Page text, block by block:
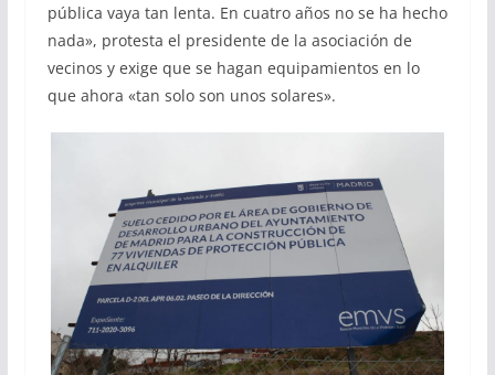
pública vaya tan lenta. En cuatro años no se ha hecho
nada», protesta el presidente de la asociación de
vecinos y exige que se hagan equipamientos en lo
que ahora «tan solo son unos solares».